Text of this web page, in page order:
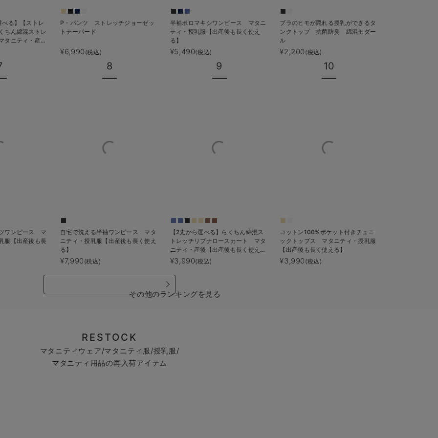
る】【ストレ
ちん綿混ストレ
ニティ・産後
P・パンツ ストレッチジョーゼッ
トテーパード
¥6,990 (税込)
半袖ポロマキシワンピース マタニ
ティ・授乳服【出産後も長く使え
る】
¥5,490(税込)
ブラのヒモが隠れる授乳ができるタ
ンクトップ 抗菌防臭 綿混モダー
ル
¥2,200 (税込)
ワンピース マ
服【出産後も長
8
自宅で洗える半袖ワンピース マタ
ニティ・授乳服【出産後も長く使え
る】
¥7,990 (税込)
9
【2丈から選べる】らくちん綿混ス
トレッチリブナロースカート マタ
ニティ・産後【出産後も長く使え
る】
¥3,990(税込)
10
コットン100%ポケット付きチュニ
ックトップス マタニティ・授乳服
【出産後も長く使える】
¥3,990 (税込)
その他のランキングを見る
RESTOCK
マタニティウェア/マタニティ服/授乳服/
マタニティ用品の再入荷アイテム